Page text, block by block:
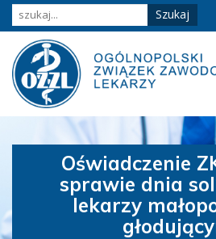
Oświadczenie
sprawie dnia
lekarzy